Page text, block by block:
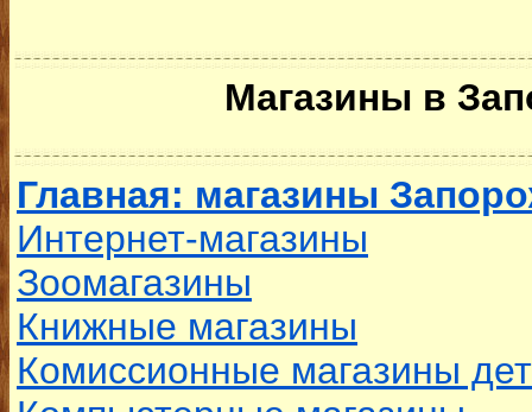
Магазины в
Главная: магазины
Интернет-магазины
Зоомагазины
Книжные магазины
Комиссионные магазины